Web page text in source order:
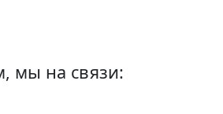
мы на связи: